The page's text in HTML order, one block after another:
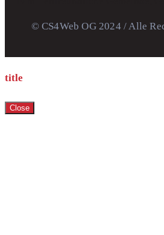
© CS4Web OG 2024 / Alle
title
Close